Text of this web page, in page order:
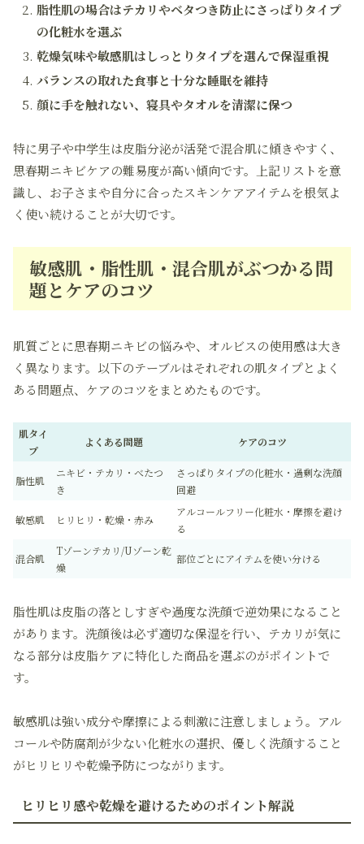
脂性肌の場合はテカリやベタつき防止にさっぱりタイプ
の化粧水を選ぶ
乾燥気味や敏感肌はしっとりタイプを選んで保湿重視
バランスの取れた食事と十分な睡眠を維持
顔に手を触れない、寝具やタオルを清潔に保つ
特に男子や中学生は皮脂分泌が活発で混合肌に傾きやすく、
思春期ニキビケアの難易度が高い傾向です。上記リストを意
識し、お子さまや自分に合ったスキンケアアイテムを根気よ
く使い続けることが大切です。
敏感肌・脂性肌・混合肌がぶつかる問
題とケアのコツ
肌質ごとに思春期ニキビの悩みや、オルビスの使用感は大き
く異なります。以下のテーブルはそれぞれの肌タイプとよく
ある問題点、ケアのコツをまとめたものです。
肌タイ
プ
よくある問題 ケアのコツ
脂性肌
ニキビ・テカリ・べたつ
き
さっぱりタイプの化粧水・過剰な洗顔
回避
敏感肌 ヒリヒリ・乾燥・赤み
アルコールフリー化粧水・摩擦を避け
る
混合肌
Tゾーンテカリ/Uゾーン乾
燥
部位ごとにアイテムを使い分ける
脂性肌は皮脂の落としすぎや過度な洗顔で逆効果になること
があります。洗顔後は必ず適切な保湿を行い、テカリが気に
なる部分は皮脂ケアに特化した商品を選ぶのがポイントで
す。
敏感肌は強い成分や摩擦による刺激に注意しましょう。アル
コールや防腐剤が少ない化粧水の選択、優しく洗顔すること
がヒリヒリや乾燥予防につながります。
ヒリヒリ感や乾燥を避けるためのポイント解説